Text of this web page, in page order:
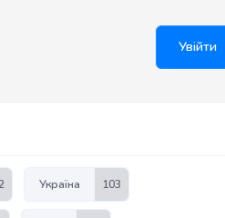
Увійти
Україна 103